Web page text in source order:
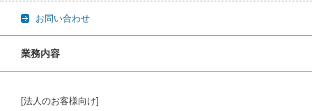
お問い合わせ
業務内容
[法人のお客様向け]